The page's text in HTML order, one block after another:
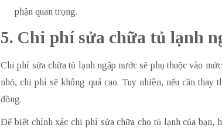
phận quan trọng.
5. Chi phí sửa chữa tủ lạnh
Chi phí sửa chữa tủ lạnh ngập nước sẽ phụ thuộc vào
nhỏ, chi phí sẽ không quá cao. Tuy nhiên, nếu cần
đồng.
Để biết chính xác chi phí sửa chữa cho tủ lạnh của bạn,